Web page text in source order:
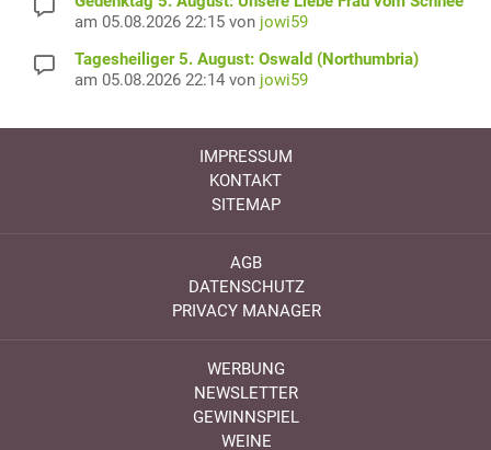
am 05.08.2026 22:15 von jowi59
Tagesheiliger 5. August: Oswald (Northumbria)
am 05.08.2026 22:14 von jowi59
IMPRESSUM
KONTAKT
SITEMAP
AGB
DATENSCHUTZ
PRIVACY MANAGER
WERBUNG
NEWSLETTER
GEWINNSPIEL
WEINE